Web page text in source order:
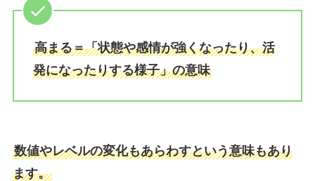
高まる＝「状態や感情が強くなったり、活
発になったりする様子」の意味
数値やレベルの変化もあらわすという意味もあり
ます。